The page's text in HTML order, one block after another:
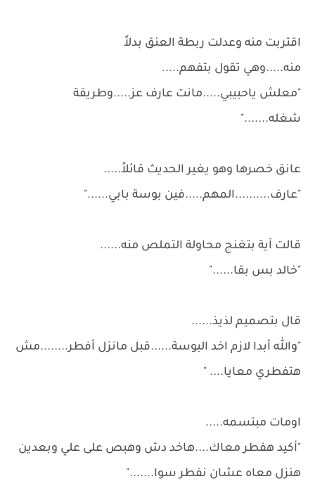
اقتربت منه وعدلت ربطة العنق بدلاً
منه.....وهي تقول بتفهم.....
"معلش ياحبيبي.....مانت عارف عز.....وطريقة
شغله......."
عانق خصرها وهو يغير الحديث قائلاً.....
"عارف..........المهم.....فين بوسة بابي......"
قالت آية بتغنج محاولة التملص منه......
"خالد بس بقا......"
قال بتصميم لذيذ......
"والله أبدا لازم اخد البوسة......قبل مانزل أفطر........مش
هتفطري معايا.... "
اومات مبتسمه.....
"أكيد هفطر معاك....هاخد دش وهبص على علي وبعدين
هنزل معاه عشان نفطر سوا......."